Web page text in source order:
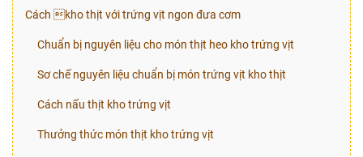
Cách kho thịt với trứng vịt ngon đưa cơm
Chuẩn bị nguyên liệu cho món thịt heo kho trứng vịt
Sơ chế nguyên liệu chuẩn bị món trứng vịt kho thịt
Cách nấu thịt kho trứng vịt
Thưởng thức món thịt kho trứng vịt